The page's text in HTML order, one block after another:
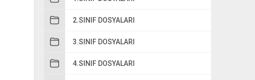
2.SINIF DOSYALARI
3.SINIF DOSYALARI
4.SINIF DOSYALARI